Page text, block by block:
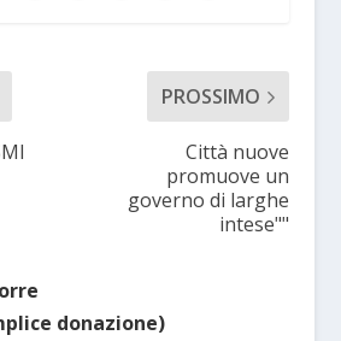
PROSSIMO
Città nuove
promuove un
governo di larghe
intese""
donazione)